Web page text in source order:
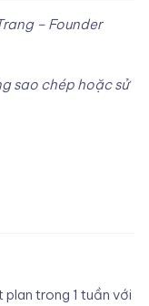
– Founder
sao chép hoặc sử
trong 1 tuần với